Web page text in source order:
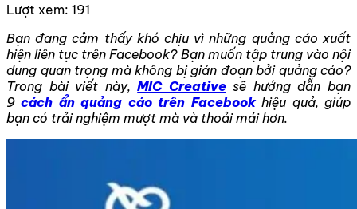
Lượt xem: 191
Bạn đang cảm thấy khó chịu vì những quảng cáo xuất
hiện liên tục trên Facebook? Bạn muốn tập trung vào nội
dung quan trọng mà không bị gián đoạn bởi quảng cáo?
Trong bài viết này,MIC Creativesẽ hướng dẫn bạn
9cách ẩn quảng cáo trên Facebookhiệu quả, giúp
bạn có trải nghiệm mượt mà và thoải mái hơn.